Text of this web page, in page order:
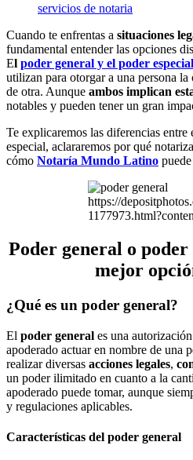
servicios de notaria
Cuando te enfrentas a situaciones
fundamental entender las opciones
El poder general y el poder especial
utilizan para otorgar a una persona
de otra. Aunque ambos implican
notables y pueden tener un gran
Te explicaremos las diferencias
especial, aclararemos por qué
cómo Notaría Mundo Latino
https://
Poder general o
mejor
¿Qué es un poder general?
El poder general es una
apoderado actuar en nombre de una
realizar diversas acciones legales,
un poder ilimitado en cuanto a la
apoderado puede tomar, aunque
y regulaciones aplicables.
Características del poder general